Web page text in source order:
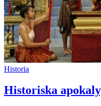
Historia
Historiska